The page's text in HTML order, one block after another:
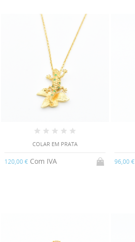
COLAR EM PRATA
120,00 € Com IVA 96,00 €